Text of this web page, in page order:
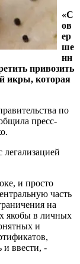
«С
ов
ер
ше
нн
привозить
икры, которая
по
пресс-
и просто
часть
на
якобы в личных
и
и ввести, -